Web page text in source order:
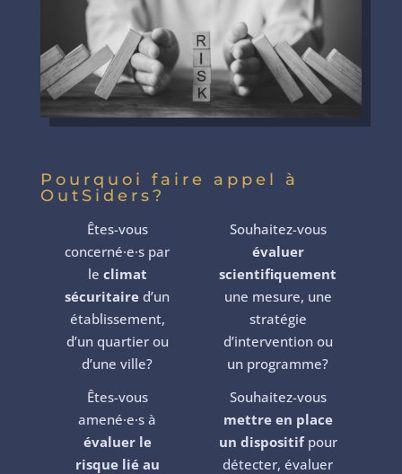
Pourquoi faire appel à
OutSiders?
Êtes-vous
concerné·e·s par
le climat
sécuritaired’un
établissement,
d’un quartier ou
d’une ville?
Souhaitez-vous
évaluer
scientifiquement
une mesure, une
stratégie
d’intervention ou
un programme?
Êtes-vous
amené·e·s à
évaluer le
risque lié au
Souhaitez-vous
mettre en place
un dispositif pour
détecter, évaluer